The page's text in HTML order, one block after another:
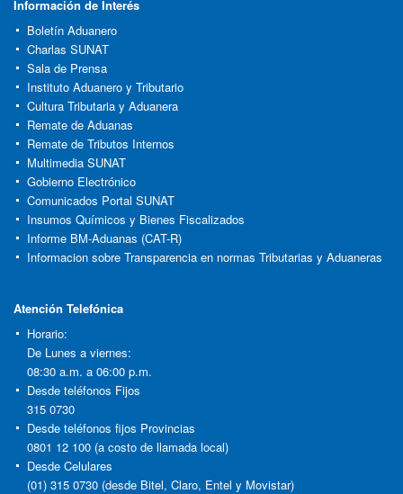
Información de Interés
Boletín Aduanero
Charlas SUNAT
Sala de Prensa
Instituto Aduanero y Tributario
Cultura Tributaria y Aduanera
Remate de Aduanas
Remate de Tributos Internos
Multimedia SUNAT
Gobierno Electrónico
Comunicados Portal SUNAT
Insumos Químicos y Bienes Fiscalizados
Informe BM-Aduanas (CAT-R)
Informacion sobre Transparencia en normas Tributarias y Aduaneras
Atención Telefónica
Horario:
De Lunes a viernes:
08:30 a.m. a 06:00 p.m.
Desde teléfonos Fijos
315 0730
Desde teléfonos fijos Provincias
0801 12 100 (a costo de llamada local)
Desde Celulares
(01) 315 0730 (desde Bitel, Claro, Entel y Movistar)